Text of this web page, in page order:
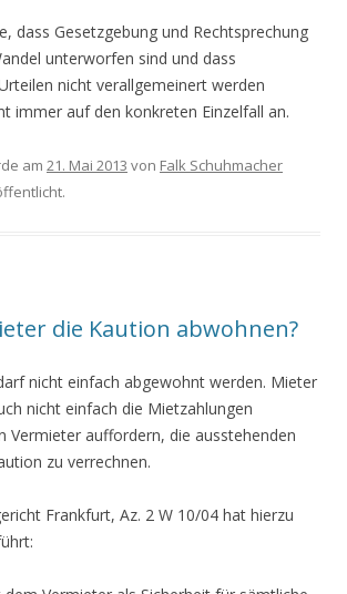
dass Gesetzgebung und Rechtsprechung
unterworfen sind und dass
nicht verallgemeinert werden
immer auf den konkreten Einzelfall an.
am 21. Mai 2013 von Falk Schuhmacher
die Kaution abwohnen?
nicht einfach abgewohnt werden. Mieter
nicht einfach die Mietzahlungen
Vermieter auffordern, die ausstehenden
zu verrechnen.
Frankfurt, Az. 2 W 10/04 hat hierzu